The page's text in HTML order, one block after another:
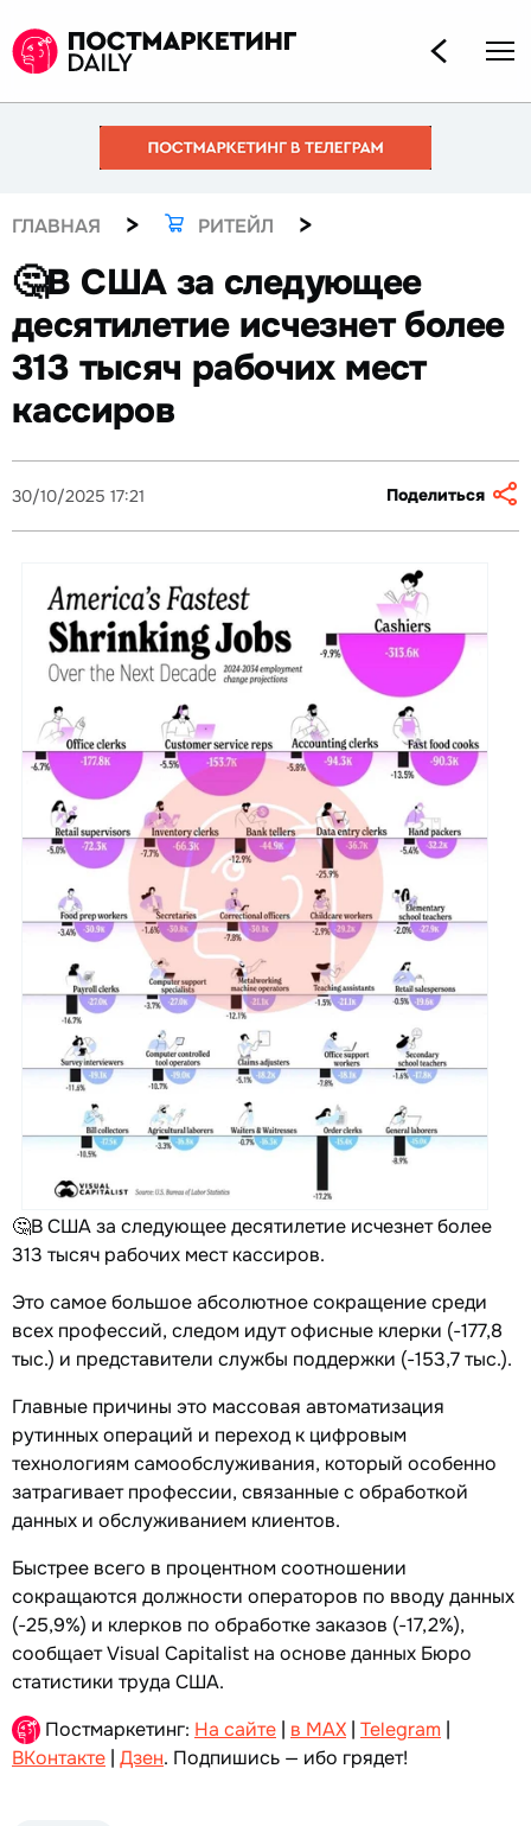
ГЛАВНАЯ > РИТЕЙЛ >
🤔В США за следующее
десятилетие исчезнет более
313 тысяч рабочих мест
кассиров
30/10/2025 17:21 Поделиться
🤔В США за следующее десятилетие исчезнет более
313 тысяч рабочих мест кассиров.
Это самое большое абсолютное сокращение среди
всех профессий, следом идут офисные клерки (-177,8
тыс.) и представители службы поддержки (-153,7 тыс.).
Главные причины это массовая автоматизация
рутинных операций и переход к цифровым
технологиям самообслуживания, который особенно
затрагивает профессии, связанные с обработкой
данных и обслуживанием клиентов.
Быстрее всего в процентном соотношении
сокращаются должности операторов по вводу данных
(-25,9%) и клерков по обработке заказов (-17,2%),
сообщает Visual Capitalist на основе данных Бюро
статистики труда США.
Постмаркетинг: На сайте | в MAX | Telegram |
ВКонтакте | Дзен. Подпишись — ибо грядет!